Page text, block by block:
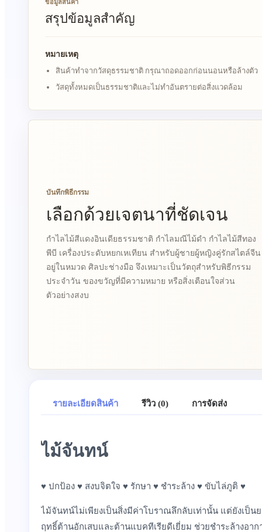
ข้อมูลสินค้า
สรุปข้อมูลสำคัญ
หมายเหตุ
สินค้าทำจากวัสดุธรรมชาติ กรุณาถอดออกก่อนนอนหรือล้างตัว
วัสดุทั้งหมดเป็นธรรมชาติและไม่ทำอันตรายต่อสิ่งแวดล้อม
บันทึกพิธีกรรม
เลือกด้วยเจตนาที่ชัดเจน
กำไลไม้สีแดงอินเดียธรรมชาติ กำไลมณีไม้ดำ กำไลไม้สีทอง
พีบี เครื่องประดับหยกเหเทียน สำหรับผู้ชายผู้หญิงคู่รักสไตล์จีน
อยู่ในหมวด ศิลปะช่างมือ จึงเหมาะเป็นวัตถุสำหรับพิธีกรรม
ประจำวัน ของขวัญที่มีความหมาย หรือสิ่งเตือนใจส่วน
ตัวอย่างสงบ
ไม้จันทน์
♥ ปกป้อง ♥ สงบจิตใจ ♥ รักษา ♥ ชำระล้าง ♥ ขับไล่ภูติ ♥
ไม้จันทน์ไม่เพียงเป็นสิ่งมีค่าโบราณลึกลับเท่านั้น แต่ยังเป็
ฤทธิ์ต้านอักเสบและต้านแบคทีเรียดีเยี่ยม ช่วยชำระล้างอา
รายละเอียดสินค้า รีวิว (0) การจัดส่ง